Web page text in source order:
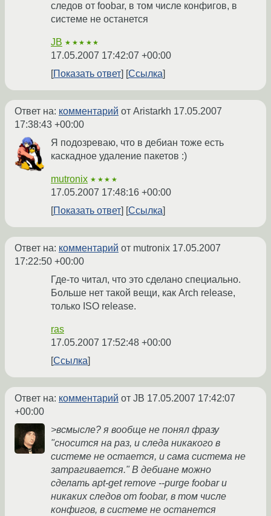
следов от foobar, в том числе конфигов, в
системе не останется
JB ★★★★★
17.05.2007 17:42:07 +00:00
Показать ответ
Ссылка
Ответ на: комментарий от Aristarkh 17.05.2007
17:38:43 +00:00
Я подозреваю, что в дебиан тоже есть
каскадное удаление пакетов :)
mutronix ★★★★
17.05.2007 17:48:16 +00:00
Показать ответ
Ссылка
Ответ на: комментарий от mutronix 17.05.2007
17:22:50 +00:00
Где-то читал, что это сделано специально.
Больше нет такой вещи, как Arch release,
только ISO release.
ras
17.05.2007 17:52:48 +00:00
Ссылка
Ответ на: комментарий от JB 17.05.2007 17:42:07
+00:00
>всмысле? я вообще не понял фразу
"сносится на раз, и следа никакого в
системе не остается, и сама система не
затрагивается." В дебиане можно
сделать apt-get remove --purge foobar и
никаких следов от foobar, в том числе
конфигов, в системе не останется